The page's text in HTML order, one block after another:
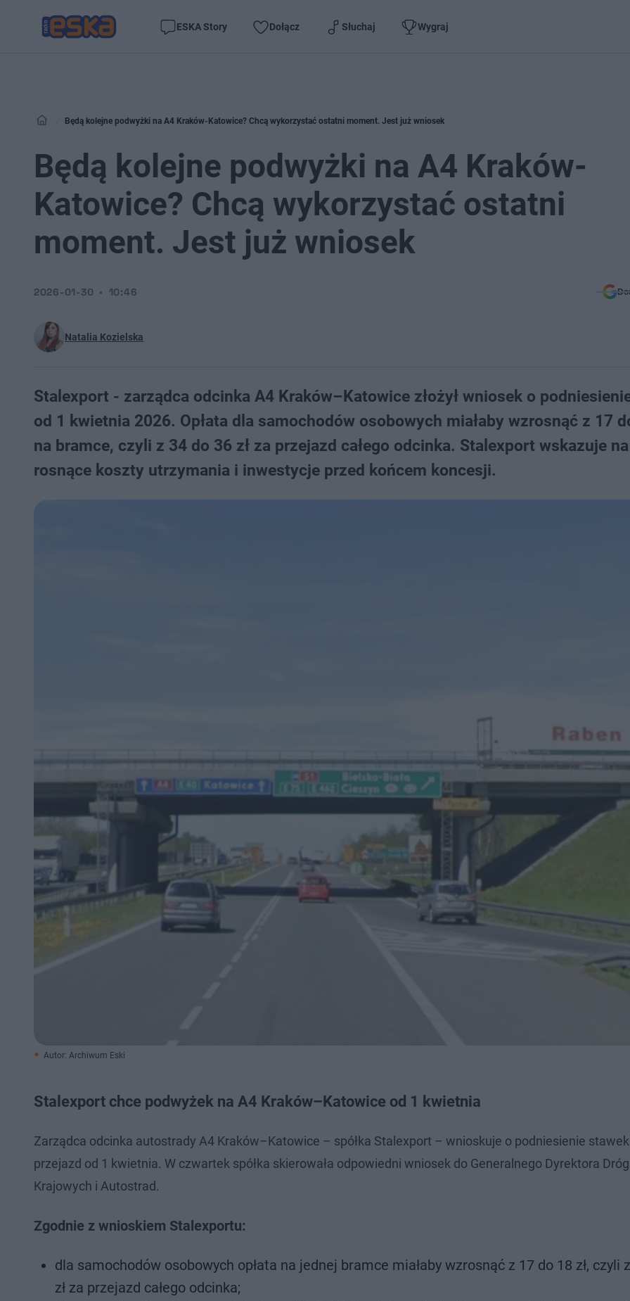
ESKA Story Dołącz Słuchaj Wygraj
Będą kolejne podwyżki na A4 Kraków-Katowice? Chcą wykorzystać ostatni moment. Jest już wniosek
Będą kolejne podwyżki na A4 Kraków-
Katowice? Chcą wykorzystać ostatni
moment. Jest już wniosek
Natalia Kozielska
2026-01-30 10:46
Stalexport - zarządca odcinka A4 Kraków–Katowice złożył wniosek o
od 1 kwietnia 2026. Opłata dla samochodów osobowych miałaby wzrosnąć z 17
na bramce, czyli z 34 do 36 zł za przejazd całego odcinka. Stalexport wskazuje na
rosnące koszty utrzymania i inwestycje przed końcem koncesji.
Autor: Archiwum Eski
Stalexport chce podwyżek na A4 Kraków–Katowice od 1 kwietnia
Zarządca odcinka autostrady A4 Kraków–Katowice – spółka Stalexport – wnioskuje o podniesienie
przejazd od 1 kwietnia. W czwartek spółka skierowała odpowiedni wniosek do Generalnego Dyrektora Dróg
Krajowych i Autostrad.
Zgodnie z wnioskiem Stalexportu:
dla samochodów osobowych opłata na jednej bramce miałaby wzrosnąć z 17 do 18 zł, czyli
zł za przejazd całego odcinka;